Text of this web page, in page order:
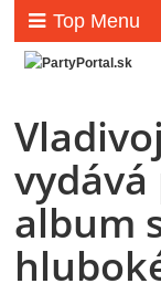
Top Menu
album